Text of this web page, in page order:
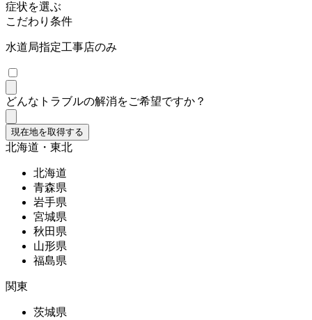
症状を選ぶ
こだわり条件
水道局指定工事店のみ
どんなトラブルの解消をご希望ですか？
現在地を取得する
北海道・東北
北海道
青森県
岩手県
宮城県
秋田県
山形県
福島県
関東
茨城県